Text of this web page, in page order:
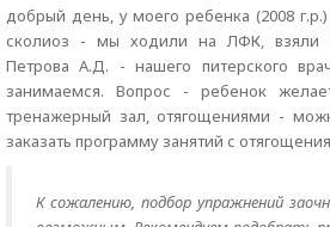
добрый день, у моего ребенка (2008
сколиоз - мы ходили на ЛФК, взяли
Петрова А.Д. - нашего питерского
занимаемся. Вопрос - ребенок
тренажерный зал, отягощениями -
заказать программу занятий с
К сожалению, подбор упражнений